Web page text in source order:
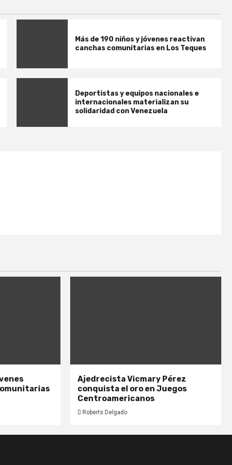
Más de 190 niños y jóvenes reactivan
canchas comunitarias en Los Teques
Deportistas y equipos nacionales e
internacionales materializan su
solidaridad con Venezuela
Ajedrecista Vicmary Pérez
conquista el oro en Juegos
Centroamericanos
Roberts Delgado